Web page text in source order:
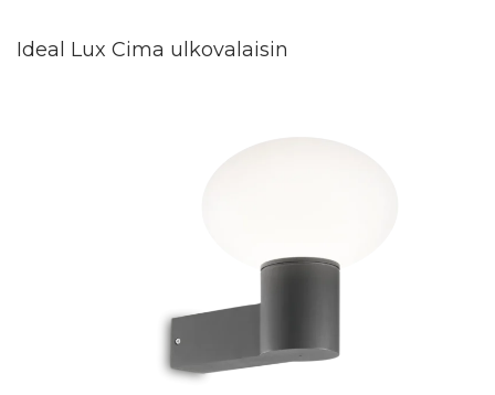
Ideal Lux Cima ulkovalaisin